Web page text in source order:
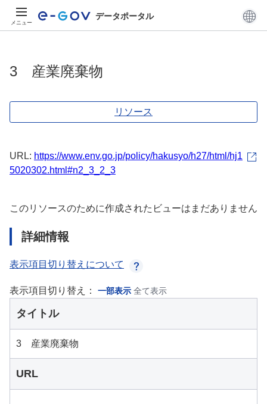
メニュー
データポータル
3 産業廃棄物
リソース
URL: https://www.env.go.jp/policy/hakusyo/h27/html/hj1
5020302.html#n2_3_2_3
このリソースのために作成されたビューはまだありません
詳細情報
表示項目切り替えについて
表示項目切り替え： 一部表示 全て表示
タイトル
3 産業廃棄物
URL